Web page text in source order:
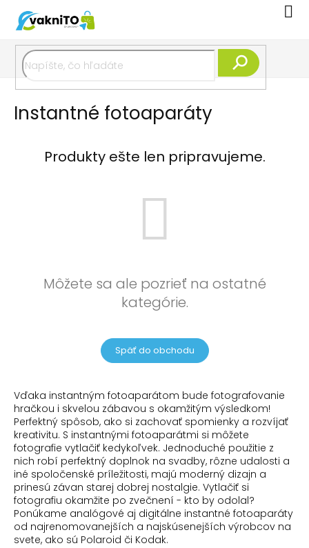
obsah
Instantné fotoaparáty
Produkty ešte len pripravujeme.
Môžete sa ale pozrieť na ostatné
kategórie.
Späť do obchodu
Vďaka instantným fotoaparátom bude fotografovanie
hračkou i skvelou zábavou s okamžitým výsledkom!
Perfektný spôsob, ako si zachovať spomienky a rozvíjať
kreativitu. S instantnými fotoaparátmi si môžete
fotografie vytlačiť kedykoľvek. Jednoduché použitie z
nich robí perfektný doplnok na svadby, rôzne udalosti a
iné spoločenské príležitosti, majú moderný dizajn a
prinesú závan starej dobrej nostalgie. Vytlačiť si
fotografiu okamžite po zvečnení - kto by odolal?
Ponúkame analógové aj digitálne instantné fotoaparáty
od najrenomovanejších a najskúsenejších výrobcov na
svete, ako sú Polaroid či Kodak.